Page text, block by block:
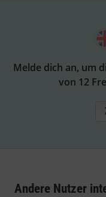
Melde dich an, um
von 12
Andere Nutzer